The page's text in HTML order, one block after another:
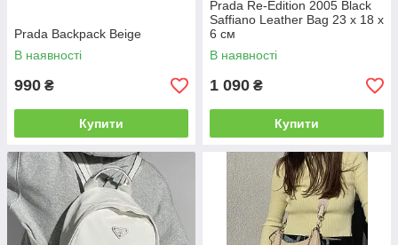
Prada Backpack Beige
В наявності
990 ₴
Купити
Prada Re-Edition 2005 Black
Saffiano Leather Bag 23 х 18 х
6 см
В наявності
1 090 ₴
Купити